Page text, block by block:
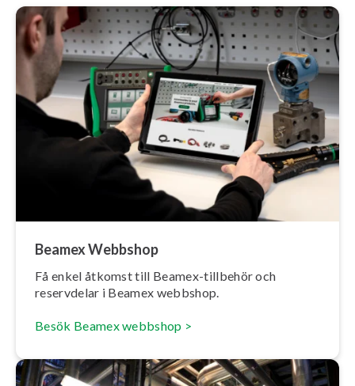
Beamex Webbshop
Få enkel åtkomst till Beamex-tillbehör och
reservdelar i Beamex webbshop.
Besök Beamex webbshop >